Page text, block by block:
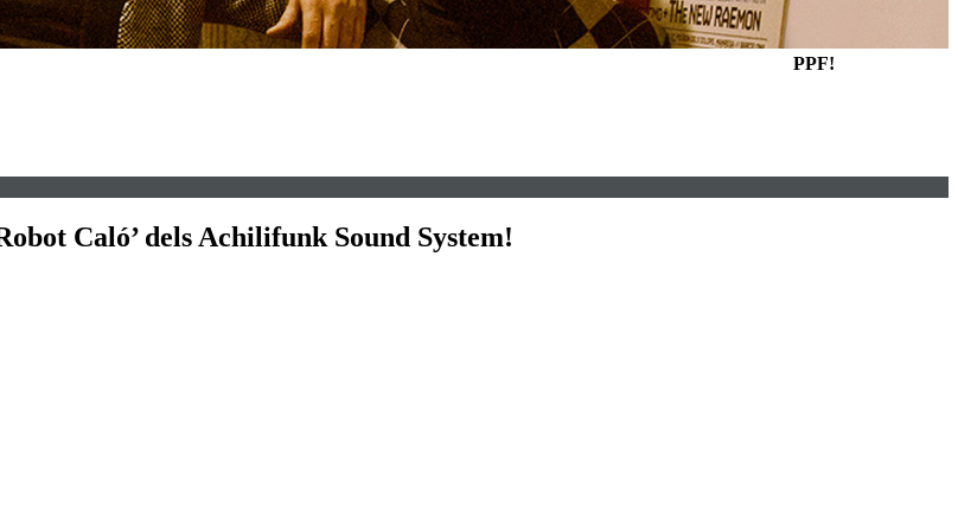
PPF!
Caló’ dels Achilifunk Sound System!